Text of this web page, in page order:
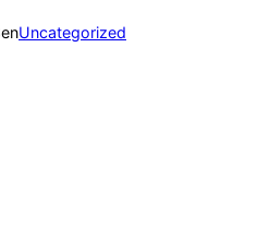
enUncategorized